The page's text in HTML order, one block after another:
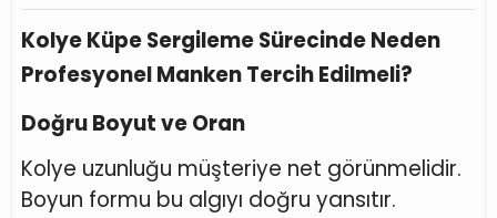
Kolye Küpe Sergileme Sürecinde Neden
Profesyonel Manken Tercih Edilmeli?
Doğru Boyut ve Oran
Kolye uzunluğu müşteriye net görünmelidir.
Boyun formu bu algıyı doğru yansıtır.